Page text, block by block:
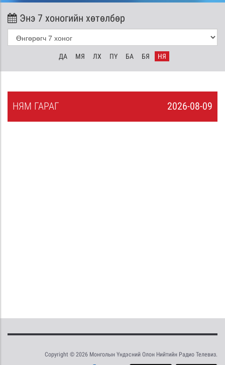
Энэ 7 хоногийн хөтөлбөр
ДА МЯ ЛХ ПҮ БА БЯ НЯ
2026-08-09
НЯМ ГАРАГ
Copyright © 2026 Монголын Үндэсний Олон Нийтийн Радио Телевиз.